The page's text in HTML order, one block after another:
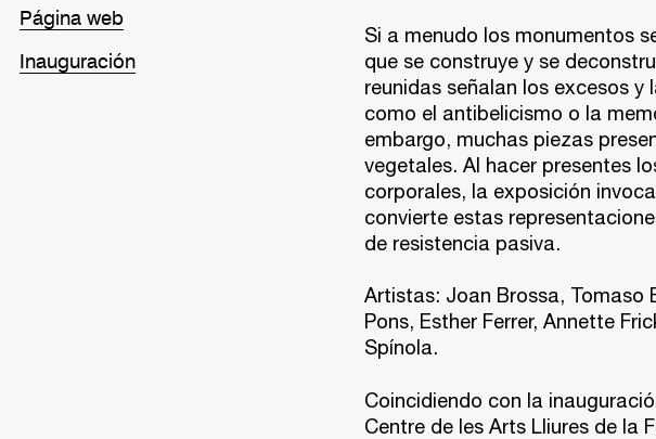
Página web
Inauguración
Si a menudo los monumentos
que se construye y se
reunidas señalan los excesos y
como el antibelicismo o la
embargo, muchas piezas
vegetales. Al hacer presentes
corporales, la exposición
convierte estas
de resistencia pasiva.
Artistas: Joan Brossa, Tomaso
Pons, Esther Ferrer, Annette
Spínola.
Coincidiendo con la
Centre de les Arts Lliures de la